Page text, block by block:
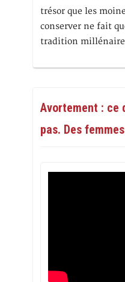
trésor que les
conserver ne fait
tradition
Avortement : ce
pas. Des